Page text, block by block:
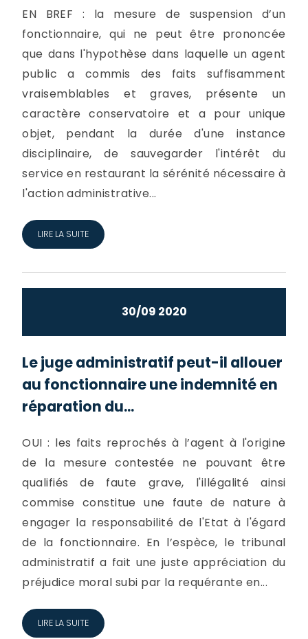
EN BREF : la mesure de suspension d’un
fonctionnaire, qui ne peut être prononcée
que dans l'hypothèse dans laquelle un agent
public a commis des faits suffisamment
vraisemblables et graves, présente un
caractère conservatoire et a pour unique
objet, pendant la durée d'une instance
disciplinaire, de sauvegarder l'intérêt du
service en restaurant la sérénité nécessaire à
l'action administrative...
LIRE LA SUITE
30/09 2020
Le juge administratif peut-il allouer
au fonctionnaire une indemnité en
réparation du...
OUI : les faits reprochés à l’agent à l'origine
de la mesure contestée ne pouvant être
qualifiés de faute grave, l'illégalité ainsi
commise constitue une faute de nature à
engager la responsabilité de l'Etat à l'égard
de la fonctionnaire. En l’espèce, le tribunal
administratif a fait une juste appréciation du
préjudice moral subi par la requérante en...
LIRE LA SUITE